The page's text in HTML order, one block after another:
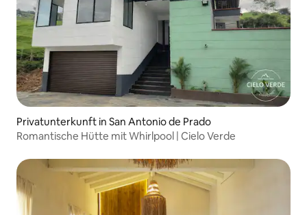
Privatunterkunft in San Antonio de Prado
Romantische Hütte mit Whirlpool | Cielo Verde